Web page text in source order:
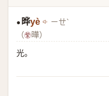
● 晔yè ㄧㄝˋ
（
曄）
光。